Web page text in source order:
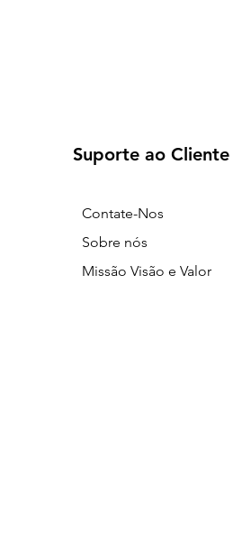
Suporte ao Cliente
Contate-Nos
Sobre nós
Missão Visão e Valor